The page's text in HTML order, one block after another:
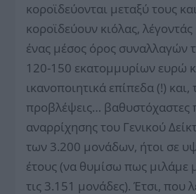
κοροϊδεύονται μεταξύ τους
κοροϊδεύουν κιόλας,
ένας μέσος όρος συναλλαγών
120-150 εκατομμυρίων ευρώ
ικανοποιητικά επίπεδα (!) και,
προβλέψεις… βαθυστόχαστες
αναρρίχησης του Γενικού
των 3.200 μονάδων, ήτοι σε
έτους (να θυμίσω πως μιλάμε
τις 3.151 μονάδες). Έτσι, που